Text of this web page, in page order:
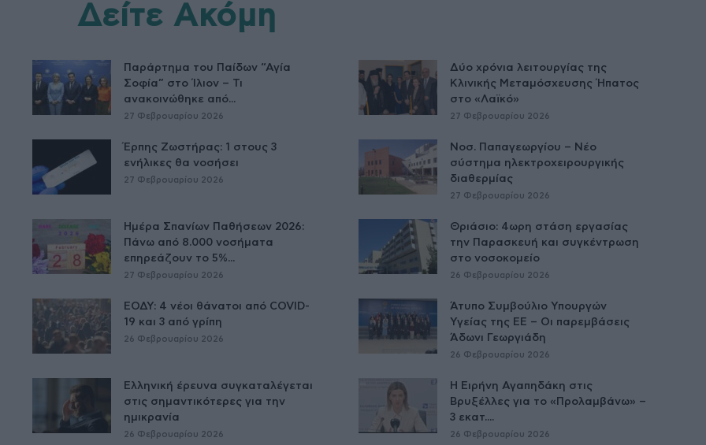
Δείτε Ακόμη
Παράρτημα του Παίδων “Αγία
Σοφία” στο Ίλιον – Τι
ανακοινώθηκε από...
27 Φεβρουαρίου 2026
Δύο χρόνια λειτουργίας της
Κλινικής Μεταμόσχευσης Ήπατος
στο «Λαϊκό»
27 Φεβρουαρίου 2026
Έρπης Ζωστήρας: 1 στους 3
ενήλικες θα νοσήσει
27 Φεβρουαρίου 2026
Νοσ. Παπαγεωργίου – Νέο
σύστημα ηλεκτροχειρουργικής
διαθερμίας
27 Φεβρουαρίου 2026
Ημέρα Σπανίων Παθήσεων 2026:
Πάνω από 8.000 νοσήματα
επηρεάζουν το 5%...
27 Φεβρουαρίου 2026
Θριάσιο: 4ωρη στάση εργασίας
την Παρασκευή και συγκέντρωση
στο νοσοκομείο
26 Φεβρουαρίου 2026
ΕΟΔΥ: 4 νέοι θάνατοι από COVID-
19 και 3 από γρίπη
26 Φεβρουαρίου 2026
Άτυπο Συμβούλιο Υπουργών
Υγείας της ΕE – Οι παρεμβάσεις
Άδωνι Γεωργιάδη
26 Φεβρουαρίου 2026
Ελληνική έρευνα συγκαταλέγεται
στις σημαντικότερες για την
ημικρανία
26 Φεβρουαρίου 2026
Η Ειρήνη Αγαπηδάκη στις
Βρυξέλλες για το «Προλαμβάνω» –
3 εκατ....
26 Φεβρουαρίου 2026